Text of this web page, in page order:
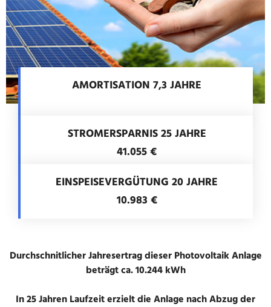
AMORTISATION 7,3 JAHRE
STROMERSPARNIS 25 JAHRE
41.055 €
EINSPEISEVERGÜTUNG 20 JAHRE
10.983 €
Durchschnitlicher Jahresertrag dieser Photovoltaik Anlage
beträgt ca. 10.244 kWh
In 25 Jahren Laufzeit erzielt die Anlage nach Abzug der